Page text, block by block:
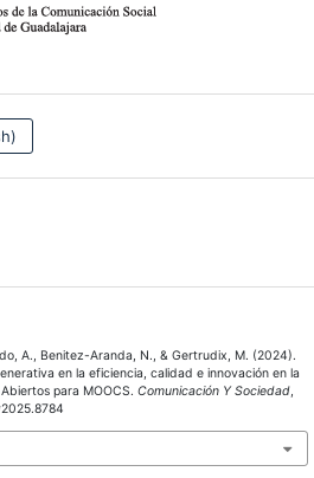
A., Benitez-Aranda, N., & Gertrudix, M. (2024).
en la eficiencia, calidad e innovación en la
para MOOCS. Comunicación Y Sociedad,